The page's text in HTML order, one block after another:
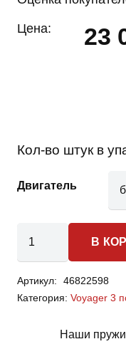
Цена: 23
Кол-во штук в
Двигатель
товара
Voyager
3
В
Артикул:
46822598
Категория: Voyager 3
Наши